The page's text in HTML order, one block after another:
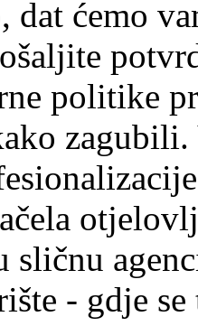
dat ćemo
politike
- gdje